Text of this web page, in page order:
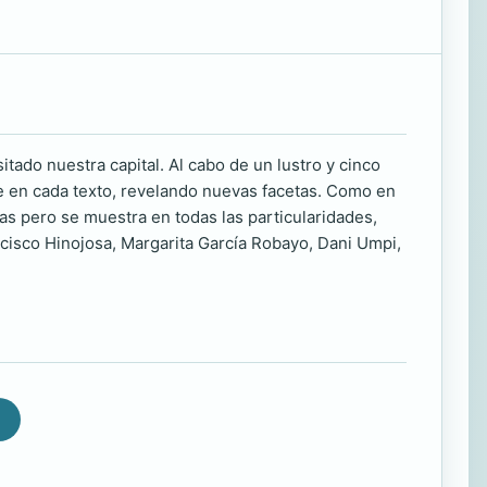
nuestra capital. Al cabo de un lustro y cinco
cada texto, revelando nuevas facetas. Como en
pero se muestra en todas las particularidades,
Hinojosa, Margarita García Robayo, Dani Umpi,